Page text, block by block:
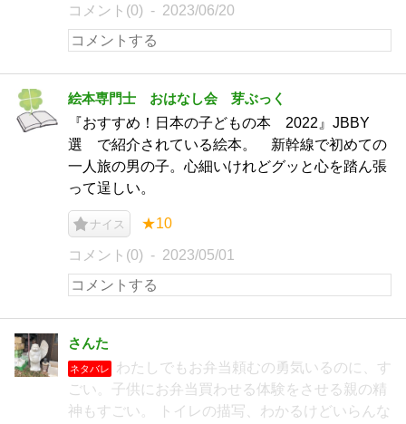
コメント(0) 2023/06/20
絵本専門士 おはなし会 芽ぶっく
『おすすめ！日本の子どもの本 2022』JBBY
選 で紹介されている絵本。 新幹線で初めての
一人旅の男の子。心細いけれどグッと心を踏ん張
って逞しい。
ナイス ★10
コメント(0) 2023/05/01
さんた
ネタバレ
わたしでもお弁当頼むの勇気いるのに、す
ごい。子供にお弁当買わせる体験をさせる親の精
神もすごい。 トイレの描写、わかるけどいらんな